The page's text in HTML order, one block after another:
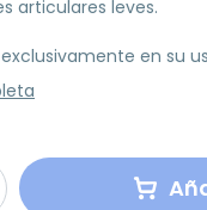
articulares leves.
en su